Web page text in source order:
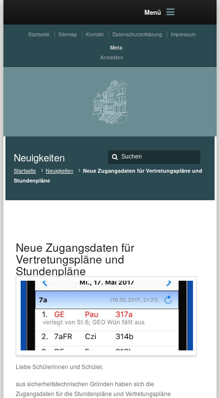
Menü
Startseite Sitemap Kontakt Datenschutzerklärung Impressum
Meta
Anmelden
Neuigkeiten
Startseite Neuigkeiten
Neue Zugangsdaten für Vertretungspläne und
Stundenpläne
Neue Zugangsdaten für
Vertretungspläne und
Stundenpläne
Liebe Schülerinnen und Schüler,
aus sicherheitstechnischen Gründen haben sich die
Zugangsdaten für die Stundenpläne und Vertretungspläne